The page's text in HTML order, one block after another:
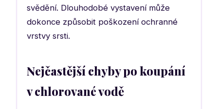
svědění. Dlouhodobé vystavení může
dokonce způsobit poškození ochranné
vrstvy srsti.
Nejčastější chyby po koupání
v chlorované vodě